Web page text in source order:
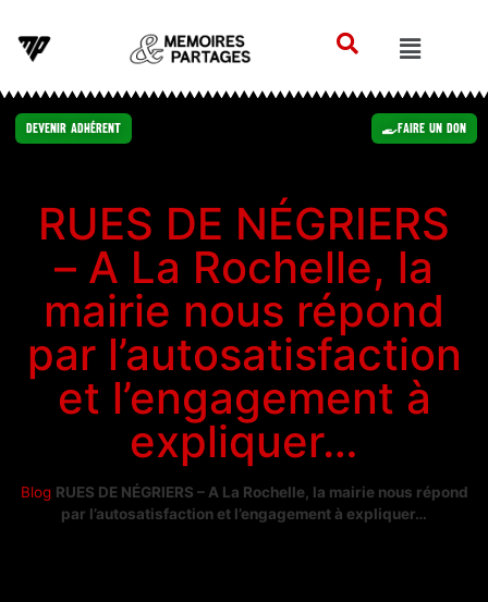
Devenir Adhérent Faire un Don
RUES DE NÉGRIERS
– A La Rochelle, la
mairie nous répond
par l’autosatisfaction
et l’engagement à
expliquer…
Blog RUES DE NÉGRIERS – A La Rochelle, la mairie nous répond
par l’autosatisfaction et l’engagement à expliquer…